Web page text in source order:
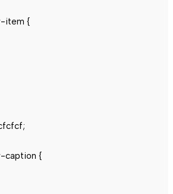
item {
caption {